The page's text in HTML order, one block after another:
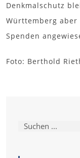
Denkmalschutz
Württemberg
Spenden
Foto: Berthold